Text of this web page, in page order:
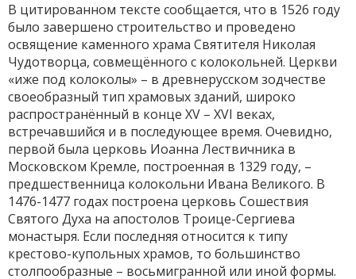
В цитированном тексте сообщается, что в 1526 году
было завершено строительство и проведено
освящение каменного храма Святителя Николая
Чудотворца, совмещённого с колокольней. Церкви
«иже под колоколы» – в древнерусском зодчестве
своеобразный тип храмовых зданий, широко
распространённый в конце XV – XVI веках,
встречавшийся и в последующее время. Очевидно,
первой была церковь Иоанна Лествичника в
Московском Кремле, построенная в 1329 году, –
предшественница колокольни Ивана Великого. В
1476-1477 годах построена церковь Сошествия
Святого Духа на апостолов Троице-Сергиева
монастыря. Если последняя относится к типу
крестово-купольных храмов, то большинство
столпообразные – восьмигранной или иной формы.